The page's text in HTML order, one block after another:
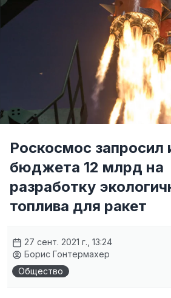
Роскосмос запросил
бюджета 12 млрд на
разработку
топлива для ракет
27 сент. 2021 г., 13:24
Борис Гонтермахер
Общество